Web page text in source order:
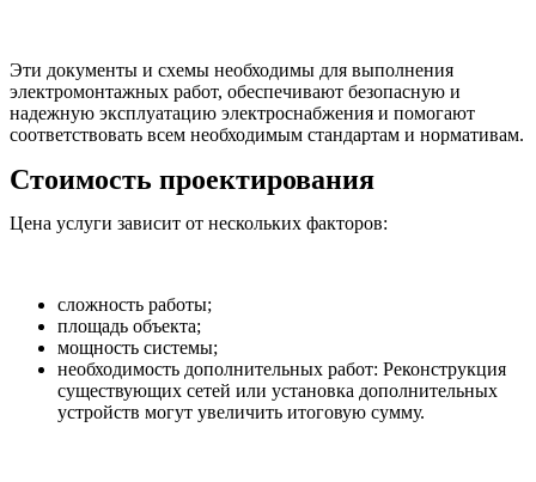
Эти документы и схемы необходимы для выполнения
электромонтажных работ, обеспечивают безопасную и
надежную эксплуатацию электроснабжения и помогают
соответствовать всем необходимым стандартам и нормативам.
Стоимость проектирования
Цена услуги зависит от нескольких факторов:
сложность работы;
площадь объекта;
мощность системы;
необходимость дополнительных работ: Реконструкция
существующих сетей или установка дополнительных
устройств могут увеличить итоговую сумму.